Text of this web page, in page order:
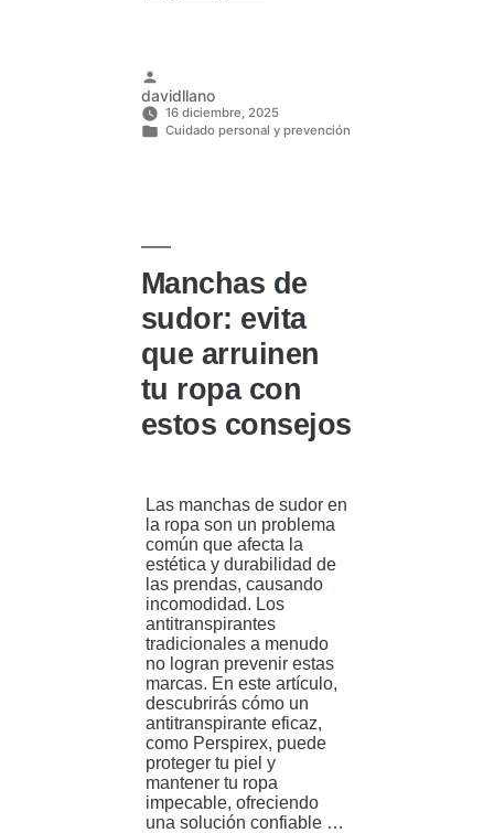
Publicado
por
davidllano
16 diciembre, 2025
Cuidado personal y prevención
Manchas de
sudor: evita
que arruinen
tu ropa con
estos consejos
Las manchas de sudor en
la ropa son un problema
común que afecta la
estética y durabilidad de
las prendas, causando
incomodidad. Los
antitranspirantes
tradicionales a menudo
no logran prevenir estas
marcas. En este artículo,
descubrirás cómo un
antitranspirante eficaz,
como Perspirex, puede
proteger tu piel y
mantener tu ropa
impecable, ofreciendo
una solución confiable …